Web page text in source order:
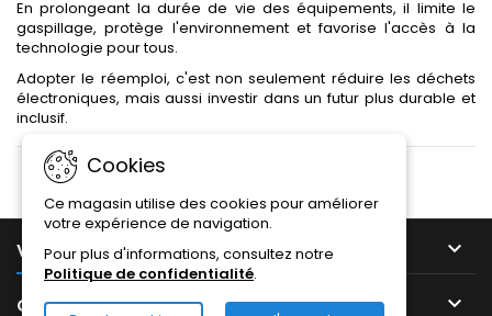
En prolongeant la durée de vie des équipements, il limite le
gaspillage, protège l'environnement et favorise l'accès à la
technologie pour tous.
Adopter le réemploi, c'est non seulement réduire les déchets
électroniques, mais aussi investir dans un futur plus durable et
inclusif.
VOTRE COMPTE 
CONTACT 
Cookies
Ce magasin utilise des cookies pour améliorer
votre expérience de navigation.
Pour plus d'informations, consultez notre
Politique de confidentialité.